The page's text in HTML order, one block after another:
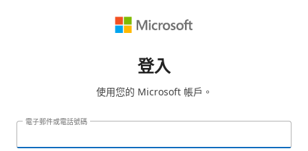
登入
使用您的 Microsoft 帳戶。
電子郵件或電話號碼